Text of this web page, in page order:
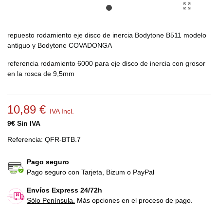
repuesto rodamiento eje disco de inercia Bodytone B511 modelo
antiguo y Bodytone COVADONGA
referencia rodamiento 6000 para eje disco de inercia con grosor
en la rosca de 9,5mm
10,89 € IVA Incl.
9€ Sin IVA
Referencia: QFR-BTB.7
Pago seguro
Pago seguro con Tarjeta, Bizum o PayPal
Envíos Express 24/72h
Sólo Península.
Más opciones en el proceso de pago.